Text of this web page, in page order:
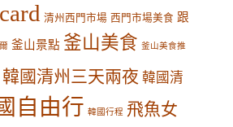
清州西門市場 西門市場美食 跟
釜山景點 釜山美食 釜山美食推
韓國清州三天兩夜 韓國清
自由行 韓國行程 飛魚女